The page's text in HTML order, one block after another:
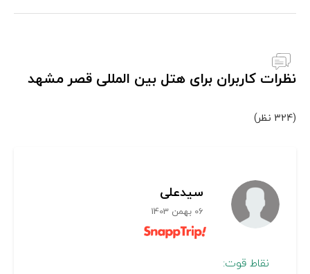
نظرات کاربران برای هتل بین المللی قصر مشهد
(324 نظر)
سيدعلی
06 بهمن 1403
نقاط قوت: